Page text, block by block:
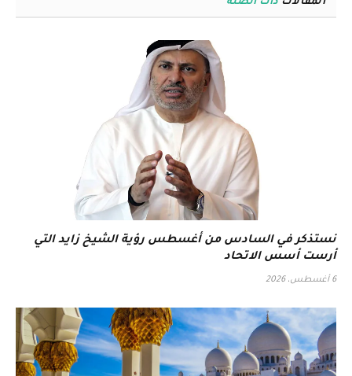
نستذكر في السادس من أغسطس رؤية الشيخ زايد التي
أرست أسس الاتحاد
6 أغسطس، 2026